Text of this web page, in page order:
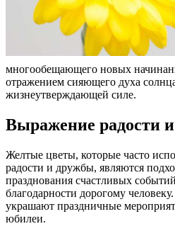
многообещающего новых
отражением сияющего духа
жизнеутверждающей силе.
Выражение радости
Желтые цветы, которые часто
радости и дружбы, являются
празднования счастливых
благодарности дорогому
украшают праздничные
юбилеи.